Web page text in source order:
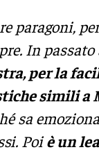
paragoni,
In
per la
simili a
sa
Poiè un